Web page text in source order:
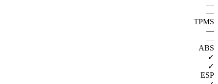
—
—
TPMS
—
—
ABS
✓
✓
ESP